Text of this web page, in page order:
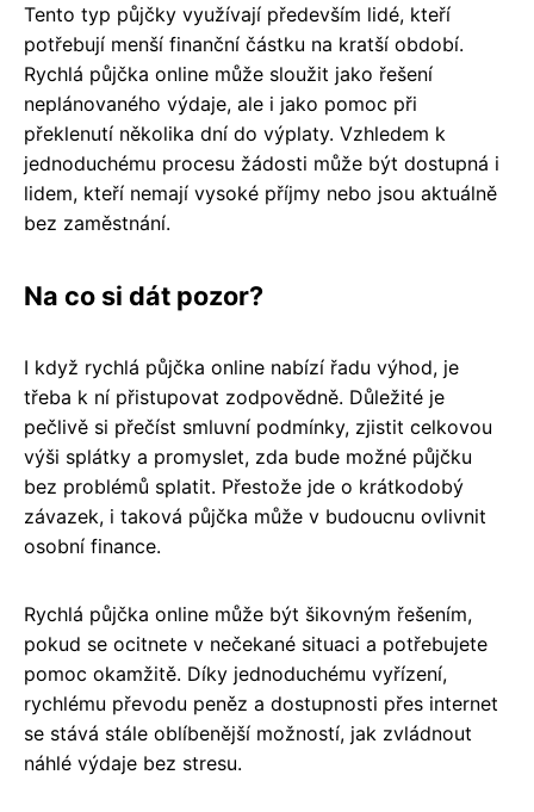
Tento typ půjčky využívají především lidé, kteří
potřebují menší finanční částku na kratší období.
Rychlá půjčka online může sloužit jako řešení
neplánovaného výdaje, ale i jako pomoc při
překlenutí několika dní do výplaty. Vzhledem k
jednoduchému procesu žádosti může být dostupná i
lidem, kteří nemají vysoké příjmy nebo jsou aktuálně
bez zaměstnání.
Na co si dát pozor?
I když rychlá půjčka online nabízí řadu výhod, je
třeba k ní přistupovat zodpovědně. Důležité je
pečlivě si přečíst smluvní podmínky, zjistit celkovou
výši splátky a promyslet, zda bude možné půjčku
bez problémů splatit. Přestože jde o krátkodobý
závazek, i taková půjčka může v budoucnu ovlivnit
osobní finance.
Rychlá půjčka online může být šikovným řešením,
pokud se ocitnete v nečekané situaci a potřebujete
pomoc okamžitě. Díky jednoduchému vyřízení,
rychlému převodu peněz a dostupnosti přes internet
se stává stále oblíbenější možností, jak zvládnout
náhlé výdaje bez stresu.